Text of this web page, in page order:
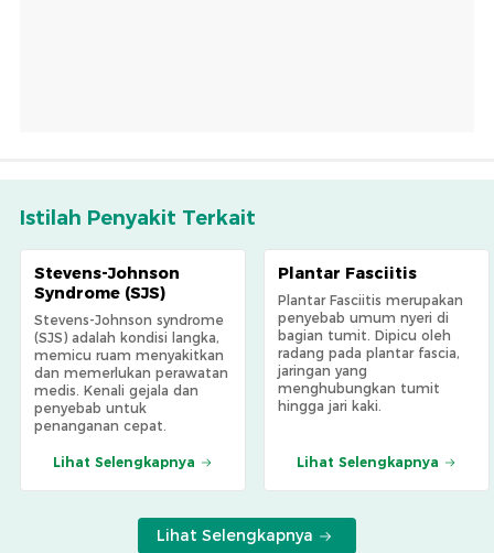
Istilah Penyakit Terkait
Stevens-Johnson
Syndrome (SJS)
Stevens-Johnson syndrome
(SJS) adalah kondisi langka,
memicu ruam menyakitkan
dan memerlukan perawatan
medis. Kenali gejala dan
penyebab untuk
penanganan cepat.
Lihat Selengkapnya
Plantar Fasciitis
Plantar Fasciitis merupakan
penyebab umum nyeri di
bagian tumit. Dipicu oleh
radang pada plantar fascia,
jaringan yang
menghubungkan tumit
hingga jari kaki.
Lihat Selengkapnya
Lihat Selengkapnya